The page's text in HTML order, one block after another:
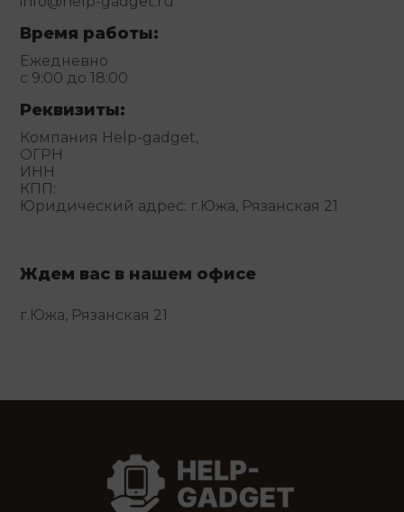
Время работы:
Ежедневно
с 9:00 до 18:00
Реквизиты:
Компания Help-gadget,
ОГРН
ИНН
КПП:
Юридический адрес: г.Южа, Рязанская 21
Ждем вас в нашем офисе
г.Южа, Рязанская 21